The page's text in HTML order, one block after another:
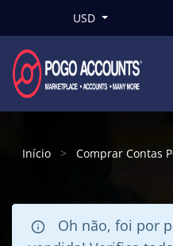
USD
Início Comprar Contas
Oh não, foi por